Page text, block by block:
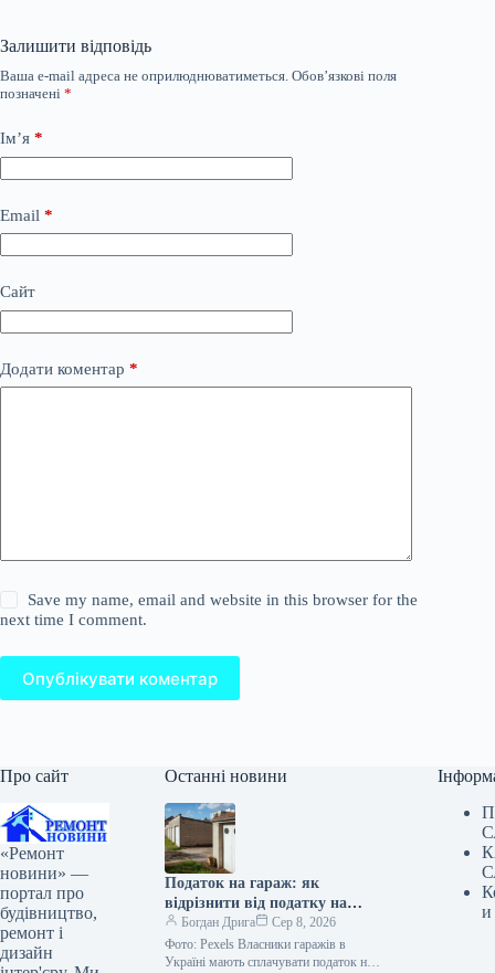
Залишити відповідь
Ваша e-mail адреса не оприлюднюватиметься. Обов’язкові поля
позначені *
Ім’я *
Email *
Сайт
Додати коментар *
Save my name, email and website in this browser for the
next time I comment.
Опублікувати коментар
Про сайт
«Ремонт
новини» —
портал про
будівництво,
ремонт і
дизайн
Останні новини
Податок на гараж: як
відрізнити від податку на
житло
Богдан Дрига
Сер 8, 2026
Фото: Pexels Власники гаражів в
Україні мають сплачувати податок на
и